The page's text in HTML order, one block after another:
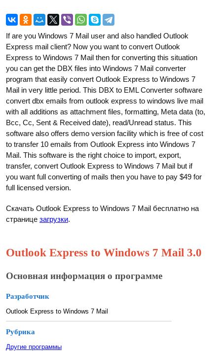
If are you Windows 7 Mail user and also handled Outlook
Express mail client? Now you want to convert Outlook
Express to Windows 7 Mail then for converting this situation
you can get the DBX files into Windows 7 Mail converter
program that easily convert Outlook Express to Windows 7
Mail in very little period. This DBX to EML Converter software
convert dbx emails from outlook express to windows live mail
with all additions as attachment files, formatting, Meta data (to,
Bcc, Cc, Sent & Received date), read/Unread status. This
software also offers demo version facility which is free of cost
to transfer 10 emails from Outlook Express into Windows 7
Mail. This software is the right choice to import, export,
transfer, convert Outlook Express to Windows 7 Mail but if
you want full converting of mails then you have to pay $49 for
full licensed version.
Скачать Outlook Express to Windows 7 Mail бесплатно на
странице загрузки.
Outlook Express to Windows 7 Mail 3.0
Основная информация о программе
Разработчик
Outlook Express to Windows 7 Mail
Рубрика
Другие программы